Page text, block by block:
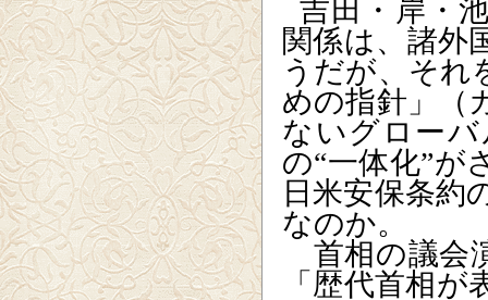
吉田・岸・
関係は、諸外
うだが、それ
めの指針」（
ないグロー
の“一体化”が
日米安保条約
なのか。
首相の議会
「歴代首相